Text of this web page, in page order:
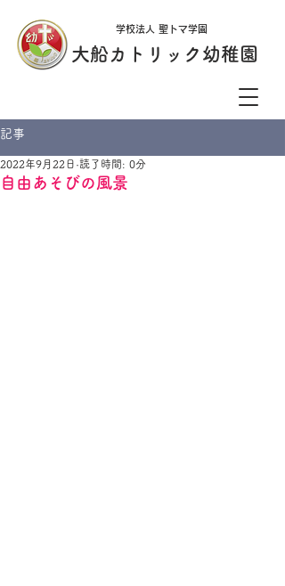
学校法人 聖トマ学園
大船カトリック幼稚園
記事
自由あそびの風景
2022年9月22日 読了時間: 0分